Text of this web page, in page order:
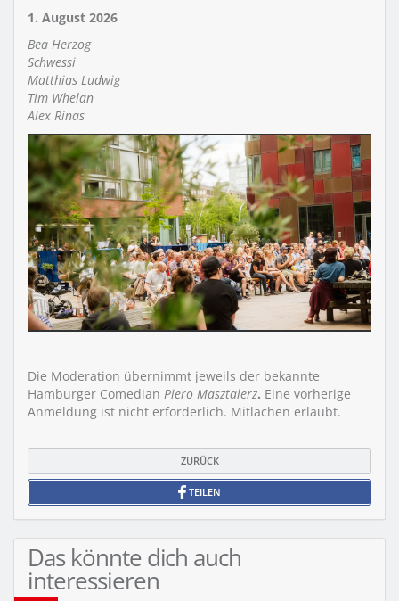
1. August 2026
Bea Herzog
Schwessi
Matthias Ludwig
Tim Whelan
Alex Rinas
Die Moderation übernimmt jeweils der bekannte
Hamburger Comedian Piero Masztalerz. Eine vorherige
Anmeldung ist nicht erforderlich. Mitlachen erlaubt.
ZURÜCK
TEILEN
Das könnte dich auch
interessieren